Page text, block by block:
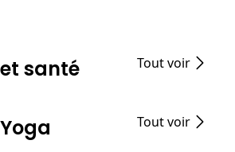
santé Tout voir
Tout voir